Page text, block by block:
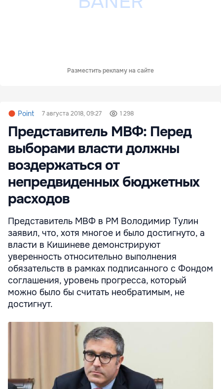
Разместить рекламу на сайте
Point 7 августа 2018, 09:27 1 298
Представитель МВФ: Перед
выборами власти должны
воздержаться от
непредвиденных бюджетных
расходов
Представитель МВФ в РМ Володимир Тулин
заявил, что, хотя многое и было достигнуто, а
власти в Кишиневе демонстрируют
уверенность относительно выполнения
обязательств в рамках подписанного с Фондом
соглашения, уровень прогресса, который
можно было бы считать необратимым, не
достигнут.